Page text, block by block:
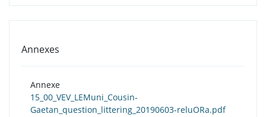
Annexes
Annexe
15_00_VEV_LEMuni_Cousin-
Gaetan_question_littering_20190603-reluORa.pdf